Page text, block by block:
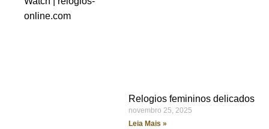
Relogios femininos delicados
novembro 25, 2025
Leia Mais »